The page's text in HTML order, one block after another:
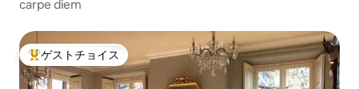
carpe diem
大好評のゲストチョイスです。
ゲストチョイス